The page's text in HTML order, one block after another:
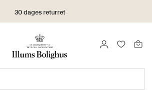
30 dages returret
LOG IND